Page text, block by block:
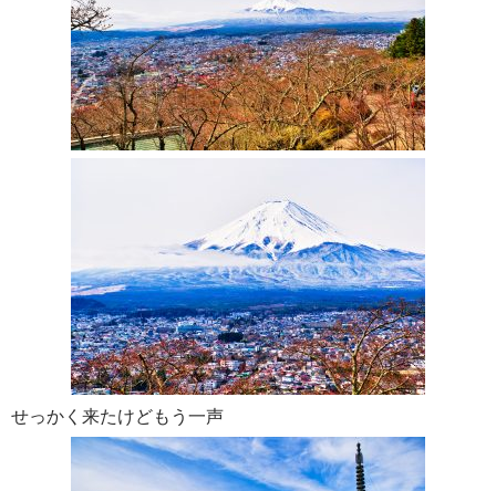
せっかく来たけどもう一声